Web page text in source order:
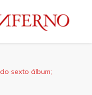
sexto álbum;